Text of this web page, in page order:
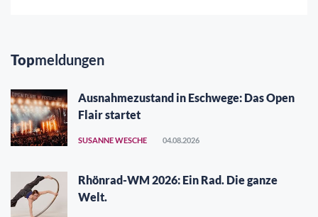
Topmeldungen
Ausnahmezustand in Eschwege: Das Open
Flair startet
SUSANNE WESCHE 04.08.2026
Rhönrad-WM 2026: Ein Rad. Die ganze
Welt.